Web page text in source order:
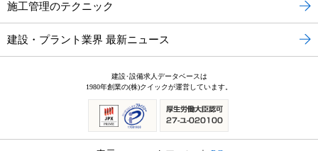
施工管理のテクニック
建設・プラント業界 最新ニュース
建設･設備求人データベースは
1980年創業の(株)クイックが運営しています。